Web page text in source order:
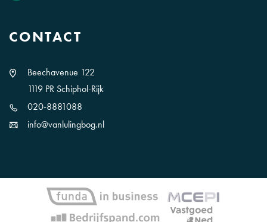
CONTACT
Beechavenue 122
1119 PR Schiphol-Rijk
020-8881088
info@vanlulingbog.nl